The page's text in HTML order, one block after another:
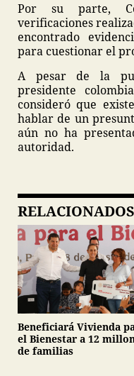
Por su parte,
verificaciones
encontrado
para cuestionar el
A pesar de la
presidente
consideró que
hablar de un
aún no ha
autoridad.
RELACIONADOS
Beneficiará Vivienda
el Bienestar a 12
de familias